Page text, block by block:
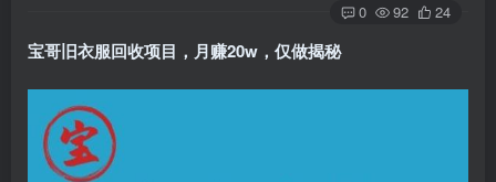
0 92 24
宝哥旧衣服回收项目，月赚20w，仅做揭秘